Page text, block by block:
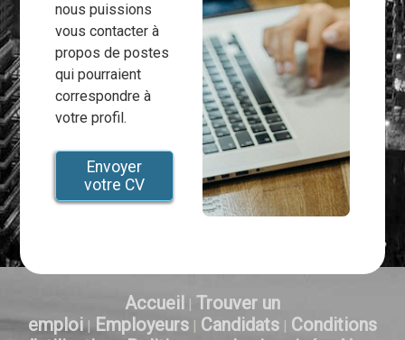
nous puissions
vous contacter à
propos de postes
qui pourraient
correspondre à
votre profil.
Envoyer
votre CV
Accueil | Trouver un
emploi| Employeurs | Candidats | Conditions